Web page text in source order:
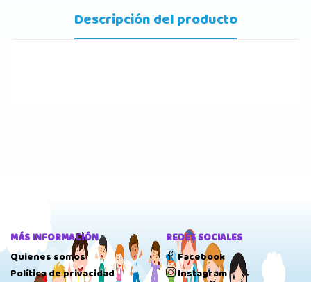
Descripción del producto
MÁS INFORMACIÓN
Quienes somos
Política de privacidad
REDES SOCIALES
Facebook
Instagram